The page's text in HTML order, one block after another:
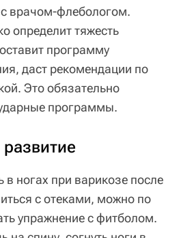
врачом-флебологом.
определит тяжесть
программу
даст рекомендации по
Это обязательно
программы.
в ногах при варикозе после
с отеками, можно по
упражнение с фитболом.